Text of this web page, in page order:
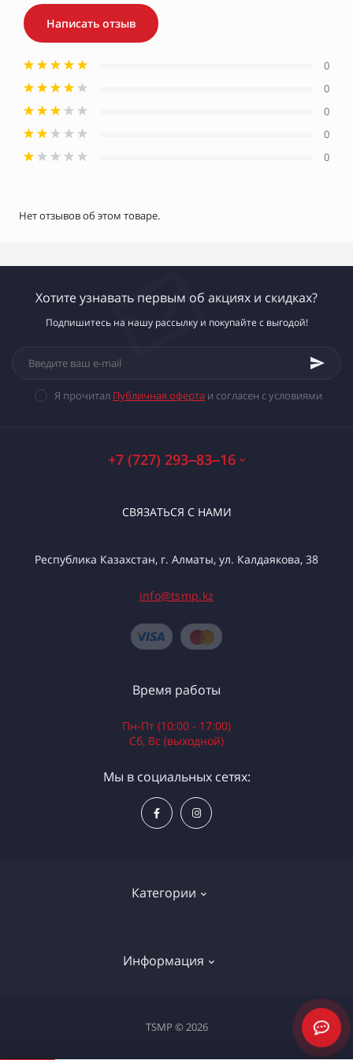
Написать отзыв
0
0
0
0
0
Нет отзывов об этом товаре.
Хотите узнавать первым об акциях и скидках?
Подпишитесь на нашу рассылку и покупайте с выгодой!
Я прочитал Публичная оферта и согласен с условиями
+7 (727) 293‒83‒16
СВЯЗАТЬСЯ С НАМИ
Республика Казахстан, г. Алматы, ул. Калдаякова, 38
info@tsmp.kz
Категории
Электроинструменты
Информация
Доставка и оплата
Время работы
Пн-Пт (10:00 - 17:00)
Сб, Вс (выходной)
Мы в социальных сетях:
TSMP © 2026